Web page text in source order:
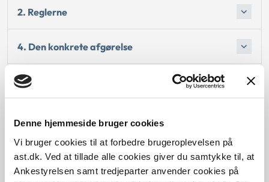
Denne hjemmeside bruger cookies
Vi bruger cookies til at forbedre brugeroplevelsen på
ast.dk. Ved at tillade alle cookies giver du samtykke til, at
Ankestyrelsen samt tredjeparter anvender cookies på
2. Reglerne
4. Den konkrete afgørelse
Begrundelsen for afgørelsen
Oplysninger i sagen